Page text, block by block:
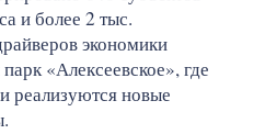
и более 2 тыс.
экономики
«Алексеевское», где
реализуются новые